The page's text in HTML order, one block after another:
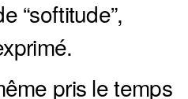
“softitude”,
pris le temps